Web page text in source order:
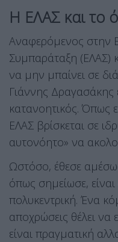
Η ΕΛΑΣ και το
Αναφερόμενος στην
Συμπαράταξη (ΕΛΑΣ)
να μην μπαίνει σε
Γιάννης Δραγασάκης
κατανοητικός. Όπως
ΕΛΑΣ βρίσκεται σε
αυτονόητο» να
Ωστόσο, έθεσε
όπως σημείωσε,
πολυκεντρική. Ένα
αποχρώσεις θέλει
είναι πραγματική